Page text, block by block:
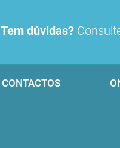
Tem dúvidas?
CONTACTOS